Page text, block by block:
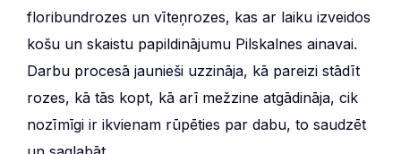
floribundrozes un vīteņrozes, kas ar laiku izveidos
košu un skaistu papildinājumu Pilskalnes ainavai.
Darbu procesā jaunieši uzzināja, kā pareizi stādīt
rozes, kā tās kopt, kā arī mežzine atgādināja, cik
nozīmīgi ir ikvienam rūpēties par dabu, to saudzēt